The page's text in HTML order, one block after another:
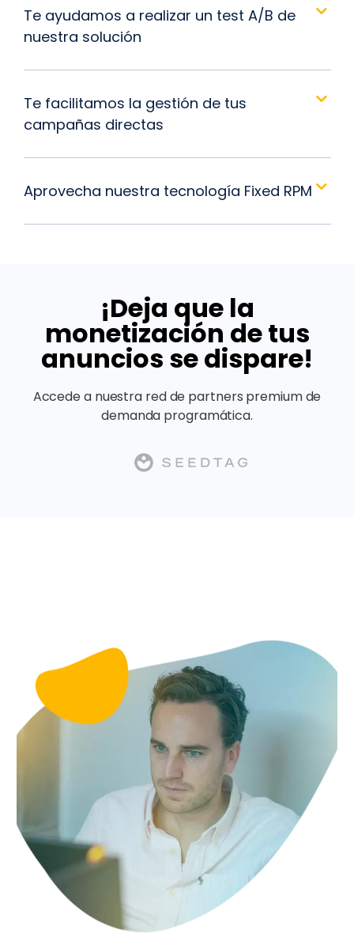
Te ayudamos a realizar un test A/B de
nuestra solución
Te facilitamos la gestión de tus
campañas directas
Aprovecha nuestra tecnología Fixed RPM
¡Deja que la
monetización de tus
anuncios se dispare!
Accede a nuestra red de partners premium de
demanda programática.